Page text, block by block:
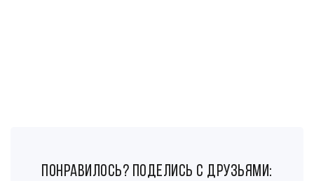
понравилось? поделись с друзьями: